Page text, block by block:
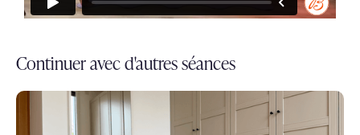
Continuer avec d'autres séances